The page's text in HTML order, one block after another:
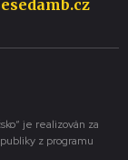
je realizován za
z programu